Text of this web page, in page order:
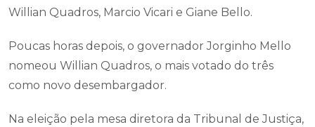
Willian Quadros, Marcio Vicari e Giane Bello.
Poucas horas depois, o governador Jorginho Mello
nomeou Willian Quadros, o mais votado do três
como novo desembargador.
Na eleição pela mesa diretora da Tribunal de Justiça,